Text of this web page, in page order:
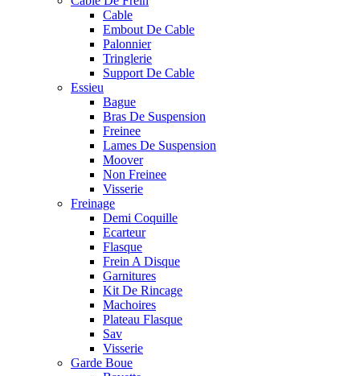
Cable
Embout De Cable
Palonnier
Tringlerie
Support De Cable
Essieu
Bague
Bras De Suspension
Freinee
Lames De Suspension
Moover
Non Freinee
Visserie
Freinage
Demi Coquille
Ecarteur
Flasque
Frein A Disque
Garnitures
Kit De Rincage
Machoires
Plateau Flasque
Sav
Visserie
Garde Boue